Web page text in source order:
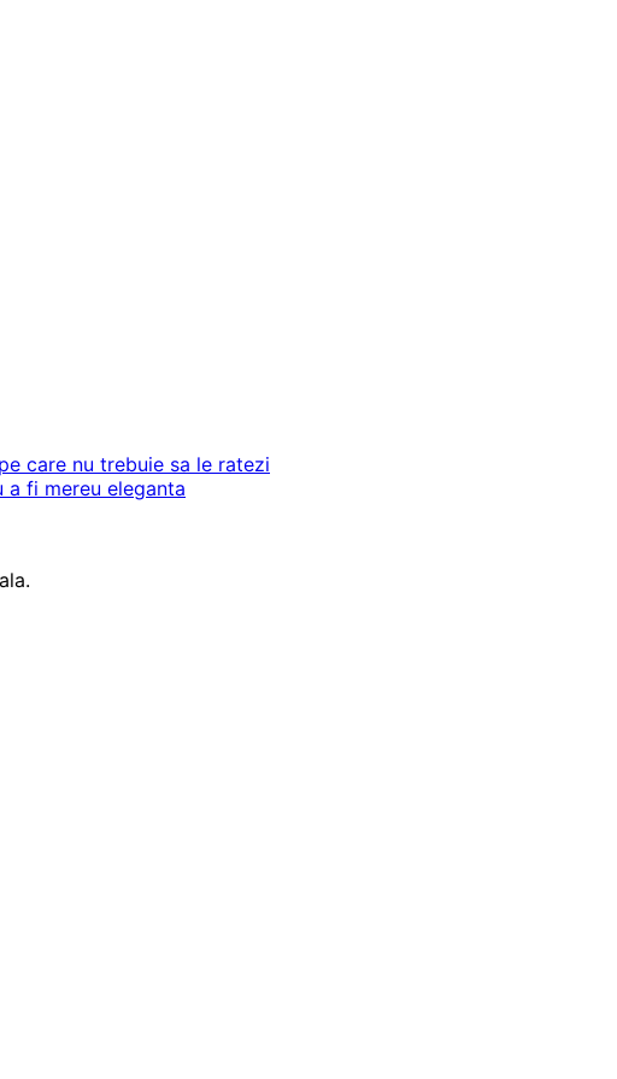
care nu trebuie sa le ratezi
fi mereu eleganta